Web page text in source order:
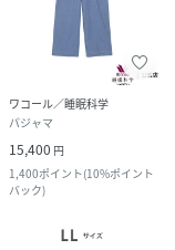
ワコール／睡眠科学
パジャマ
15,400 円
1,400ポイント(10%ポイント
バック)